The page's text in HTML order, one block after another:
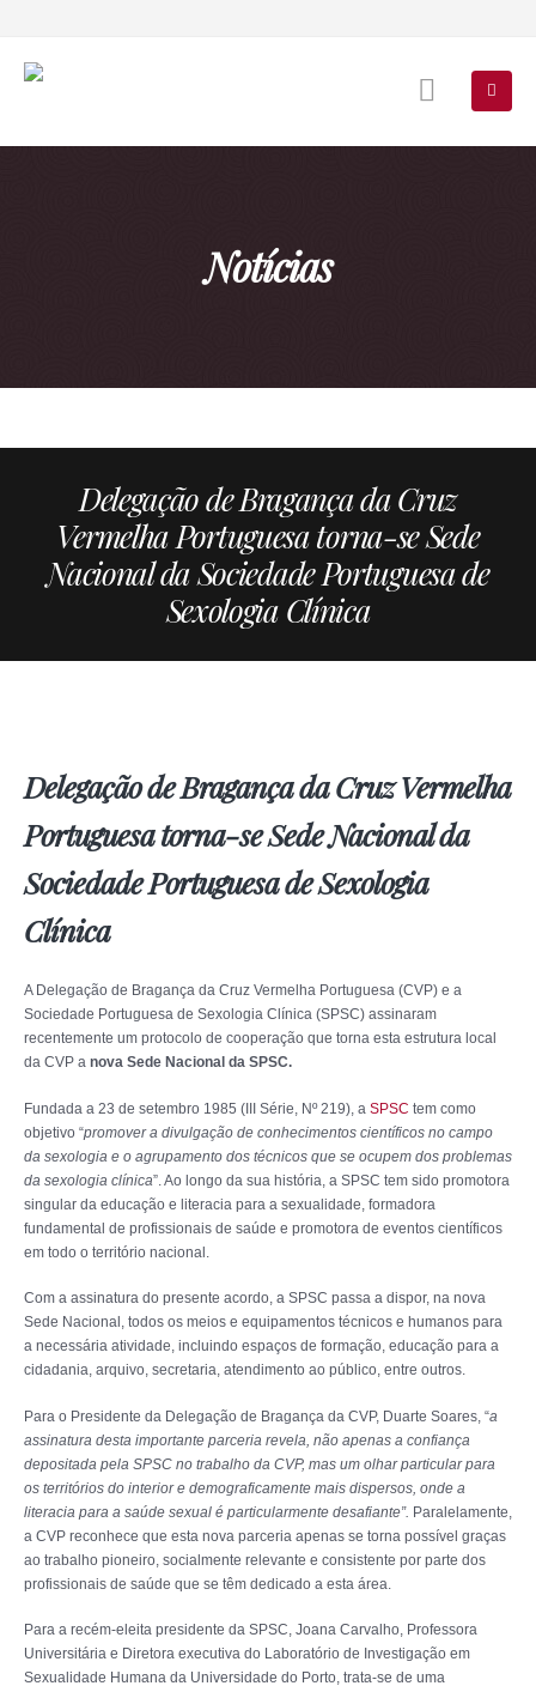
Notícias
Delegação de Bragança da Cruz
Vermelha Portuguesa torna-se Sede
Nacional da Sociedade Portuguesa de
Sexologia Clínica
Delegação de Bragança da Cruz Vermelha
Portuguesa torna-se Sede Nacional da
Sociedade Portuguesa de Sexologia
Clínica
A Delegação de Bragança da Cruz Vermelha Portuguesa (CVP) e a
Sociedade Portuguesa de Sexologia Clínica (SPSC) assinaram
recentemente um protocolo de cooperação que torna esta estrutura local
da CVP a nova Sede Nacional da SPSC.
Fundada a 23 de setembro 1985 (III Série, Nº 219), a SPSC tem como
objetivo “promover a divulgação de conhecimentos científicos no campo
da sexologia e o agrupamento dos técnicos que se ocupem dos problemas
da sexologia clínica”. Ao longo da sua história, a SPSC tem sido promotora
singular da educação e literacia para a sexualidade, formadora
fundamental de profissionais de saúde e promotora de eventos científicos
em todo o território nacional.
Com a assinatura do presente acordo, a SPSC passa a dispor, na nova
Sede Nacional, todos os meios e equipamentos técnicos e humanos para
a necessária atividade, incluindo espaços de formação, educação para a
cidadania, arquivo, secretaria, atendimento ao público, entre outros.
Para o Presidente da Delegação de Bragança da CVP, Duarte Soares, “a
assinatura desta importante parceria revela, não apenas a confiança
depositada pela SPSC no trabalho da CVP, mas um olhar particular para
os territórios do interior e demograficamente mais dispersos, onde a
literacia para a saúde sexual é particularmente desafiante”. Paralelamente,
a CVP reconhece que esta nova parceria apenas se torna possível graças
ao trabalho pioneiro, socialmente relevante e consistente por parte dos
profissionais de saúde que se têm dedicado a esta área.
Para a recém-eleita presidente da SPSC, Joana Carvalho, Professora
Universitária e Diretora executiva do Laboratório de Investigação em
Sexualidade Humana da Universidade do Porto, trata-se de uma